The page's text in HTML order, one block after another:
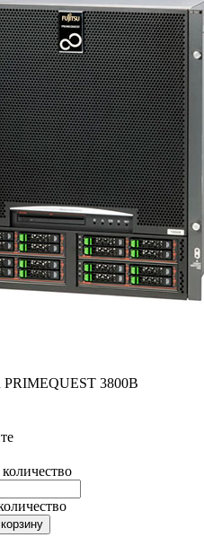
PRIMEQUEST 3800B